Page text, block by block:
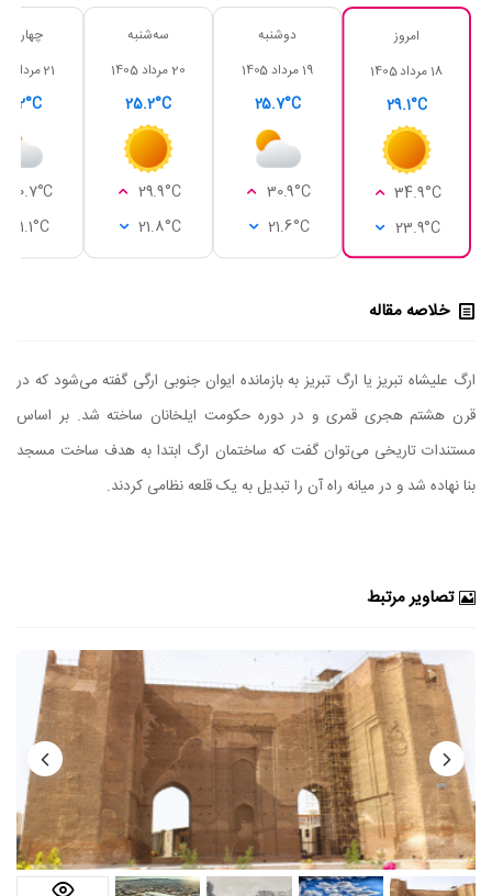
امروز
18 مرداد 1405
29.1°C
34.9°C
23.9°C
دوشنبه
19 مرداد 1405
25.7°C
30.9°C
21.6°C
سه‌شنبه
20 مرداد 1405
25.2°C
29.9°C
21.8°C
21 مرداد 1405
30.7°C
21.1°C
خلاصه مقاله
ارگ علیشاه تبریز یا ارگ تبریز به بازمانده ایوان جنوبی ارگی گفته می‌شود که در
قرن هشتم هجری قمری و در دوره حکومت ایلخانان ساخته شد. بر اساس
مستندات تاریخی می‌توان گفت که ساختمان ارگ ابتدا به هدف ساخت مسجد
بنا نهاده شد و در میانه راه آن را تبدیل به یک قلعه نظامی کردند.
تصاویر مرتبط